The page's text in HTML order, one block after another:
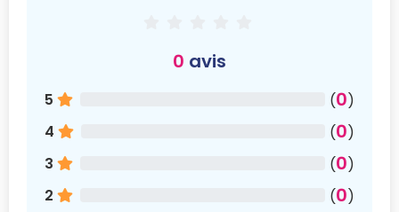
0 avis
5 (0)
4
(0)
3
(0)
2
(0)